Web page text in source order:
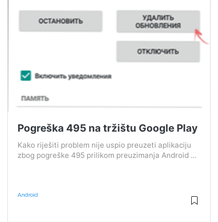
Pogreška 495 na tržištu Google Play
Kako riješiti problem nije uspio preuzeti aplikaciju
zbog pogreške 495 prilikom preuzimanja Android ...
Android